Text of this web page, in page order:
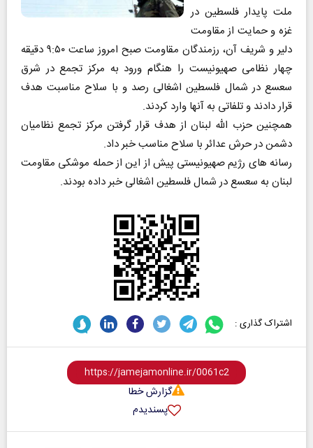
ملت پایدار فلسطین در
غزه و حمایت از مقاومت
دلیر و شریف آن، رزمندگان مقاومت صبح امروز ساعت ۹:۵۰ دقیقه
چهار نظامی صهیونیست را هنگام ورود به مرکز تجمع در شرق
سعسع در شمال فلسطین اشغالی رصد و با سلاح مناسبت هدف
قرار دادند و تلفاتی به آنها وارد کردند.
همچنین حزب الله لبنان از هدف قرار گرفتن مرکز تجمع نظامیان
دشمن در حرش عدائر با سلاح مناسب خبر داد.
رسانه های رژیم صهیونیستی پیش از این از حمله موشکی مقاومت
لبنان به سعسع در شمال فلسطین اشغالی خبر داده بودند.
اشتراک گذاری :
گزارش خطا
پسندیدم